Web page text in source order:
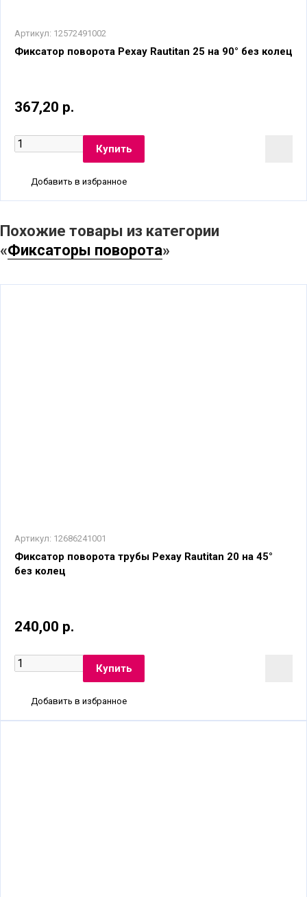
Артикул: 12572491002
Фиксатор поворота Рехау Rautitan 25 на 90° без колец
367,20 р.
Добавить в избранное
Похожие товары из категории
«Фиксаторы поворота»
Артикул: 12686241001
Фиксатор поворота трубы Рехау Rautitan 20 на 45°
без колец
240,00 р.
Добавить в избранное